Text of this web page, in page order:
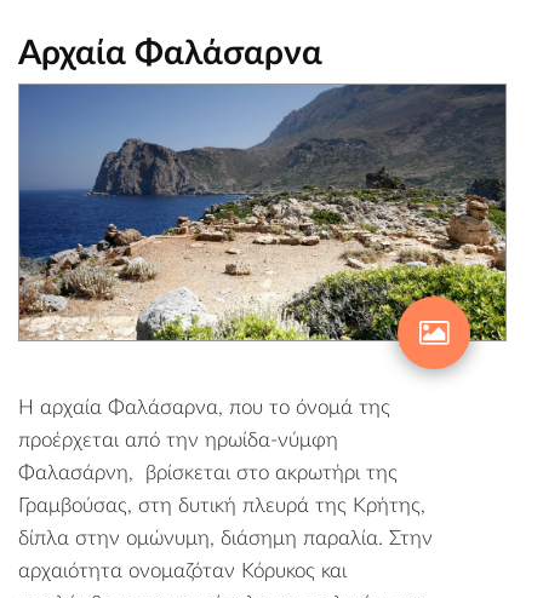
Αρχαία Φαλάσαρνα
Η αρχαία Φαλάσαρνα, που το όνομά της
προέρχεται από την ηρωίδα-νύμφη
Φαλασάρνη, βρίσκεται στο ακρωτήρι της
Γραμβούσας, στη δυτική πλευρά της Κρήτης,
δίπλα στην ομώνυμη, διάσημη παραλία. Στην
αρχαιότητα ονομαζόταν Κόρυκος και